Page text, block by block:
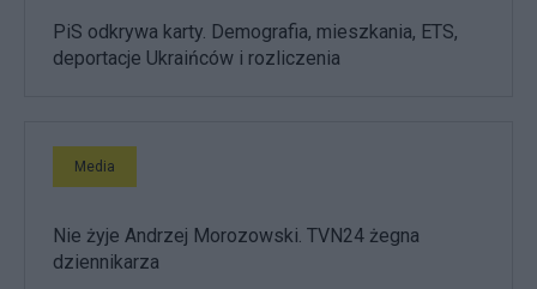
PiS odkrywa karty. Demografia, mieszkania, ETS,
deportacje Ukraińców i rozliczenia
Media
Nie żyje Andrzej Morozowski. TVN24 żegna
dziennikarza